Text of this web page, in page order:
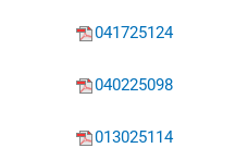
041725124
040225098
013025114